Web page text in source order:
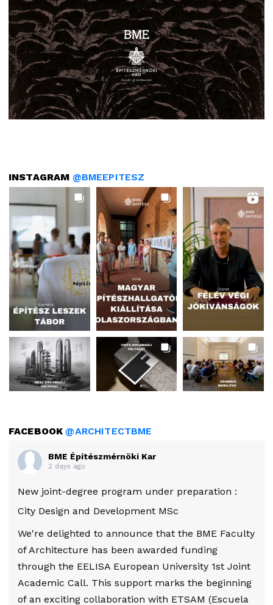
INSTAGRAM @BMEEPITESZ
FACEBOOK@ARCHITECTBME
BME Építészmérnöki Kar
2 days ago
New joint-degree program under preparation :
City Design and Development MSc
We're delighted to announce that the BME Faculty
of Architecture has been awarded funding
through the EELISA European University 1st Joint
Academic Call. This support marks the beginning
of an exciting collaboration with ETSAM (Escuela